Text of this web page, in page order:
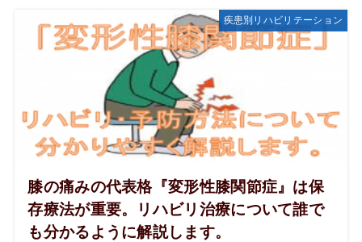
疾患別リハビリテーション
膝の痛みの代表格『変形性膝関節症』は保
存療法が重要。リハビリ治療について誰で
も分かるように解説します。